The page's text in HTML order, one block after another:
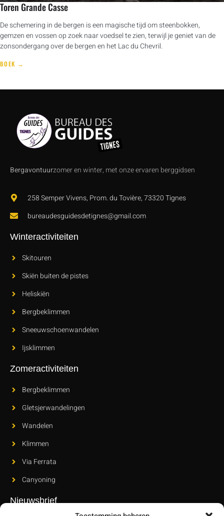
Toren Grande Casse
De schemering in de bergen is een magische tijd om steenbokken,
gemzen en vossen op zoek naar voedsel te zien, terwijl je geniet van de
zonsondergang over de bergen en het Lac du Chevril.
BOEK →
Bergavontuurzomer en winter, met onze ervaren berggidsen
258 Semper Vivens, Prom. du Tovière, 73320 Tignes
bureaudesguidesdetignes@gmail.com
Winteractiviteiten
Skitouren
Skiën buiten de pistes
Heliskiën
Bergbeklimmen
Sneeuwschoenwandelen
Ijsklimmen
Zomeractiviteiten
Bergbeklimmen
Gletsjerwandelingen
Wandelen
Klimmen
Via Ferrata
Canyoning
Nieuwsbrief